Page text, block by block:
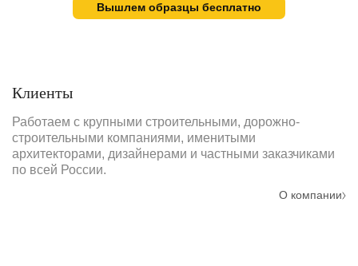
Вышлем образцы бесплатно
Клиенты
Работаем с крупными строительными, дорожно-
строительными компаниями, именитыми
архитекторами, дизайнерами и частными заказчиками
по всей России.
О компании